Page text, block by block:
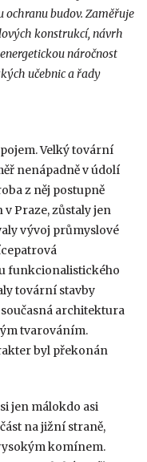
ochranu budov. Zaměřuje
konstrukcí, návrh
náročnost
učebnic a řady
Velký tovární
nenápadně v údolí
z něj postupně
v Praze, zůstaly jen
vývoj průmyslové
funkcionalistického
tovární stavby
architektura
tvarováním.
byl překonán
jen málokdo asi
na jižní straně,
komínem.